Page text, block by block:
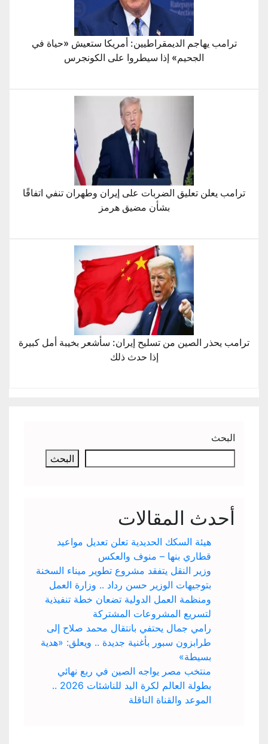
ترامب يهاجم الديمقراطيين: أمريكا ستعيش «حياة في
الجحيم» إذا سيطروا على الكونجرس
ترامب يعلن تعليق الضربات على إيران وطهران تنفي اتفاقًا
بشأن مضيق هرمز
ترامب يحذر الصين من تسليح إيران: سأشعر بخيبة أمل كبيرة
إذا حدث ذلك
البحث
البحث
أحدث المقالات
هيئة السكك الحديدية تعلن تعديل مواعيد
قطاري بنها – منوف والعكس
وزير النقل يتفقد مشروع تطوير ميناء السخنة
بتوجيهات الوزير حسن رداد .. وزارة العمل
ومنظمة العمل الدولية تضعان خطة تنفيذية
لتسريع المشروعات المشتركة
رامي جمال يحتفي بانتقال محمد صلاح إلى
طرابزون سبور بأغنية جديدة .. ويعلق: «هدية
بسيطة»
منتخب مصر يواجه الصين في ربع نهائي
بطولة العالم لكرة اليد للناشئات 2026 ..
الموعد والقناة الناقلة